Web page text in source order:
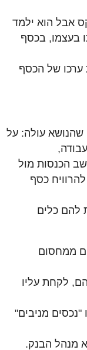
אבל הוא ילמד
בעצמו, בכסף
ערכו של הכסף
עולה: על
הכנסות מול
כסף
להם כלים
ממחסום
לקחת עליו
"נכסים מניבים"
מנהל הבנק.